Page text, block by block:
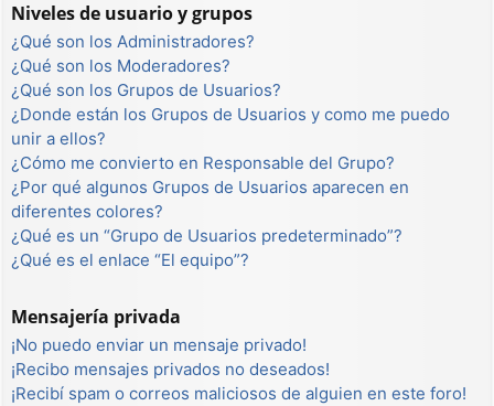
Niveles de usuario y grupos
¿Qué son los Administradores?
¿Qué son los Moderadores?
¿Qué son los Grupos de Usuarios?
¿Donde están los Grupos de Usuarios y como me puedo
unir a ellos?
¿Cómo me convierto en Responsable del Grupo?
¿Por qué algunos Grupos de Usuarios aparecen en
diferentes colores?
¿Qué es un “Grupo de Usuarios predeterminado”?
¿Qué es el enlace “El equipo”?
Mensajería privada
¡No puedo enviar un mensaje privado!
¡Recibo mensajes privados no deseados!
¡Recibí spam o correos maliciosos de alguien en este foro!